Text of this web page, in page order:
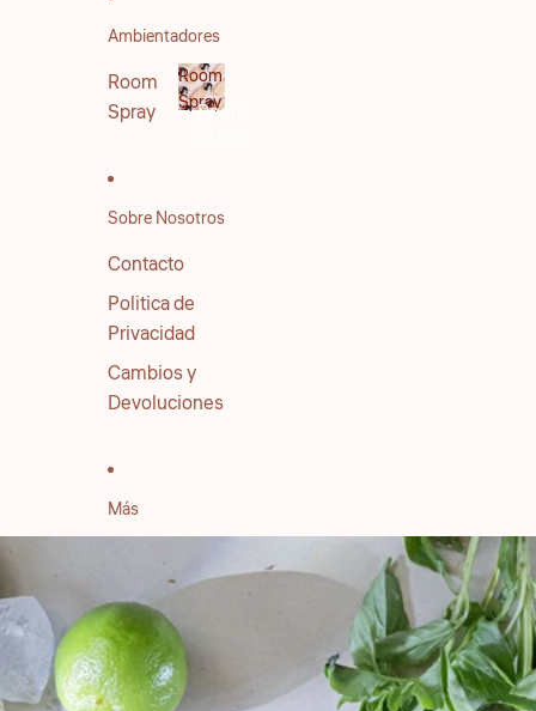
Ambientadores
Room
Spray
Room
Spray
Room
Sobre Nosotros
Contacto
Politica de
Privacidad
Cambios y
Devoluciones
Más
IR DIRECTAMENTE A LA INFORMACIÓN DEL PRODUCTO